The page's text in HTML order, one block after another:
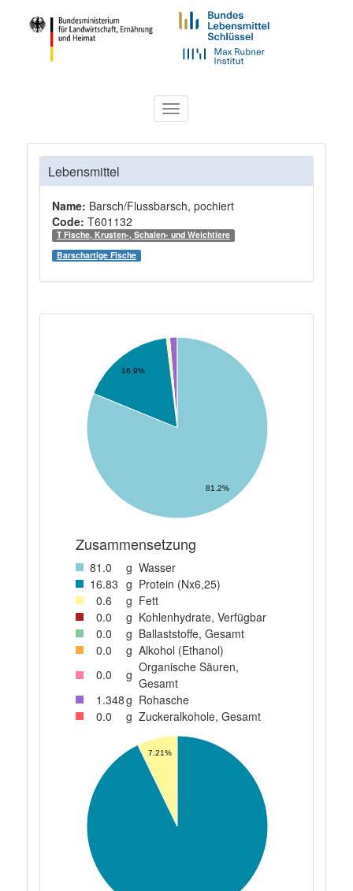
Toggle
navigation
Lebensmittel
Name: Barsch/Flussbarsch, pochiert
Code: T601132
T Fische, Krusten-, Schalen- und Weichtiere
Barschartige Fische
16.9%
81.2%
Zusammensetzung
81 .0 g Wasser
16.83 g Protein (Nx6,25)
0.6 g Fett
0.0 g Kohlenhydrate, Verfügbar
0.0 g Ballaststoffe, Gesamt
0.0 g Alkohol (Ethanol)
0.0 g Organische Säuren,
Gesamt
1 .348g Rohasche
0.0 g Zuckeralkohole, Gesamt
7.21%